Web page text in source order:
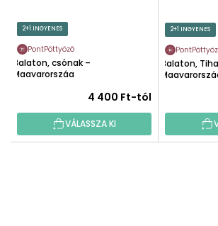
2+1 INGYENES
PontPöttyöző
Balaton, csónak –
Magyarország
4 400 Ft-tól
VÁLASSZA KI
2+1 INGYENES
Balaton,